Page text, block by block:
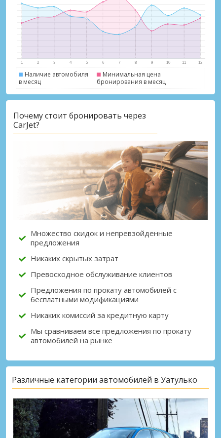
Наличие автомобиля
в месяц
Минимальная цена
бронирования в месяц
Почему стоит бронировать через
CarJet?
Множество скидок и непревзойденные
предложения
Никаких скрытых затрат
Превосходное обслуживание клиентов
Предложения по прокату автомобилей с
бесплатными модификациями
Никаких комиссий за кредитную карту
Мы сравниваем все предложения по прокату
автомобилей на рынке
Различные категории автомобилей в Уатулько
Лучшие сбережения
Получите доступ к эксклюзивным
предложениям партнёров
Войти с помощью eLink